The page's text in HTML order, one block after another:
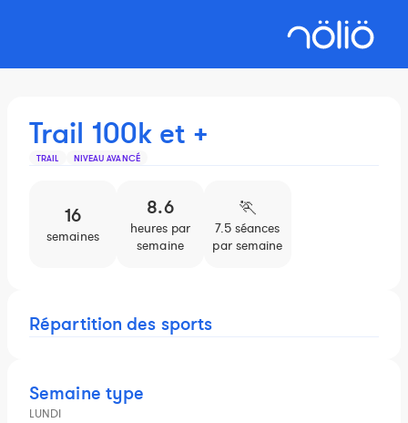
Trail 100k et +
TRAIL NIVEAU AVANCÉ
16
semaines
8.6
heures par
semaine
🏃️
7.5 séances
par semaine
Répartition des sports
Semaine type
LUNDI